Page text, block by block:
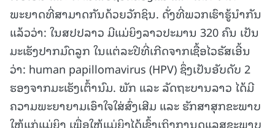
ພະຍາດທີ່ສາມາດກັນດ້ວຍວັກຊິນ. ດັ່ງທີ່ພວກເຮົາຮູ້ນໍາກັນ
ແລ້ວວ່າ: ໃນສປປລາວ ມີແມ່ຍິງລາວປະມານ 320 ຄົນ ເປັນ
ມະເຮັງປາກມົດລູກ ໃນແຕ່ລະປີທີ່ເກີດຈາກເຊື້ອໄວຣັສເອີ້ນ
ວ່າ: human papillomavirus (HPV) ຊຶ່ງເປັນອັບດັບ 2
ຮອງຈາກມະເຮັງເຕົ້ານົມ. ພັກ ແລະ ລັດຖະບານລາວ ໄດ້ມີ
ຄວາມພະຍາຍາມເອົາໃຈໃສ່ສົ່ງເສີມ ແລະ ຮັກສາສຸກຂະພາບ
ໃຫ້ແກ່ແມ່ຍິງ ເພື່ອໃຫ້ແມ່ຍິງໄດ້ເຂົ້າເຖິງການດູແລສຸຂະພາບ